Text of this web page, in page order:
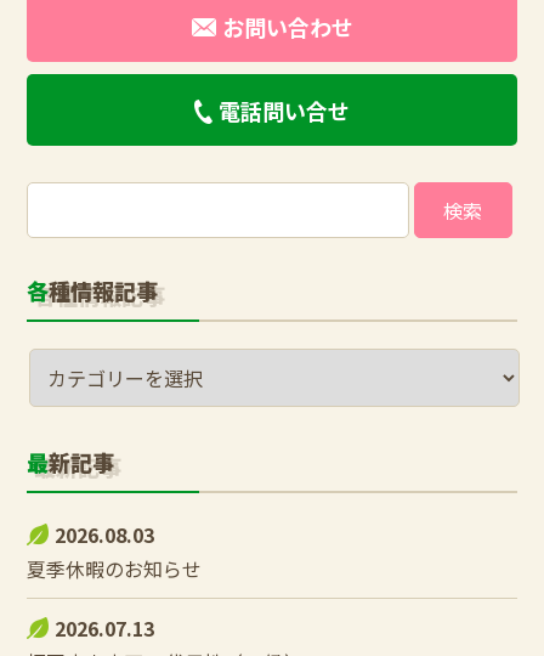
お問い合わせ
電話問い合せ
索:
各種情報記事
最新記事
2026.08.03
夏季休暇のお知らせ
2026.07.13